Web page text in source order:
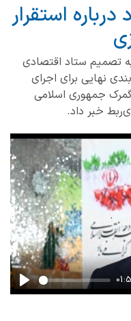
استقرار
به تصمیم ستاد اقتصادی
نهایی برای اجرای
جمهوری اسلامی
خبر داد.
Play